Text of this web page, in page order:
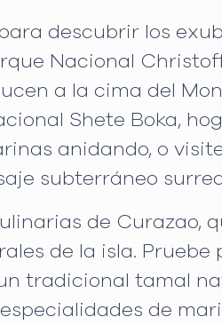
descubrir los
Nacional
a la cima del
Shete Boka,
anidando, o
subterráneo
de
de la isla. Pruebe
tradicional tamal
de